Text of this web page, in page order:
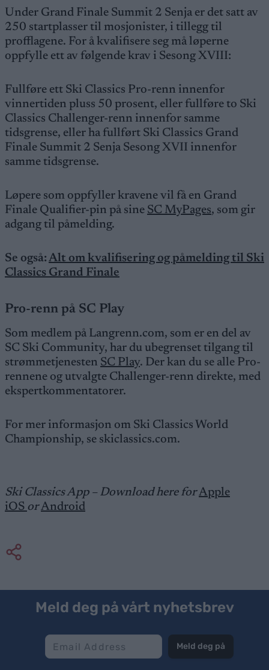
Under Grand Finale Summit 2 Senja er det satt av
250 startplasser til mosjonister, i tillegg til
profflagene. For å kvalifisere seg må løperne
oppfylle ett av følgende krav i Sesong XVIII:
Fullføre ett Ski Classics Pro-renn innenfor
vinnertiden pluss 50 prosent, eller fullføre to Ski
Classics Challenger-renn innenfor samme
tidsgrense, eller ha fullført Ski Classics Grand
Finale Summit 2 Senja Sesong XVII innenfor
samme tidsgrense.
Løpere som oppfyller kravene vil få en Grand
Finale Qualifier-pin på sine SC MyPages, som gir
adgang til påmelding.
Se også: Alt om kvalifisering og påmelding til Ski
Classics Grand Finale
Pro-renn på SC Play
Som medlem på Langrenn.com, som er en del av
SC Ski Community, har du ubegrenset tilgang til
strømmetjenesten SC Play. Der kan du se alle Pro-
rennene og utvalgte Challenger-renn direkte, med
ekspertkommentatorer.
For mer informasjon om Ski Classics World
Championship, se skiclassics.com.
Ski Classics App – Download here forApple
iOS orAndroid
Meld deg på vårt nyhetsbrev
Meld deg på